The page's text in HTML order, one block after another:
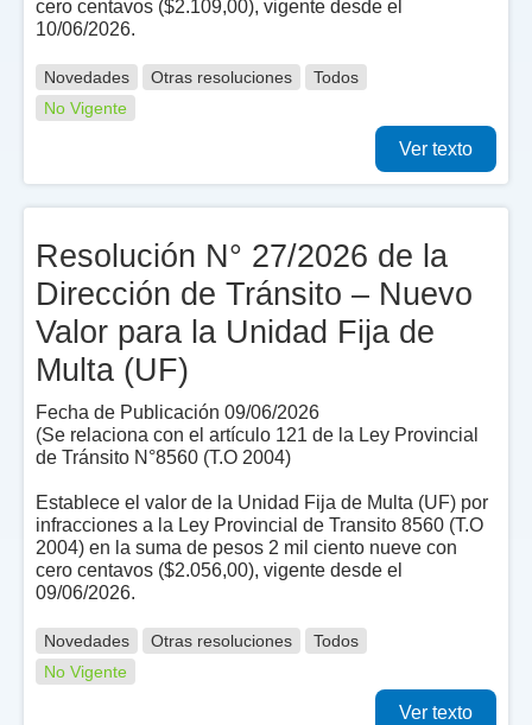
cero centavos ($2.109,00), vigente desde el
10/06/2026.
Novedades Otras resoluciones
Todos
No Vigente
Ver texto
Resolución N° 27/2026 de la
Dirección de Tránsito – Nuevo
Valor para la Unidad Fija de
Multa (UF)
Fecha de Publicación 09/06/2026
(Se relaciona con el artículo 121 de la Ley Provincial
de Tránsito N°8560 (T.O 2004)
Establece el valor de la Unidad Fija de Multa (UF) por
infracciones a la Ley Provincial de Transito 8560 (T.O
2004) en la suma de pesos 2 mil ciento nueve con
cero centavos ($2.056,00), vigente desde el
09/06/2026.
Novedades Otras resoluciones
Todos
No Vigente
Ver texto